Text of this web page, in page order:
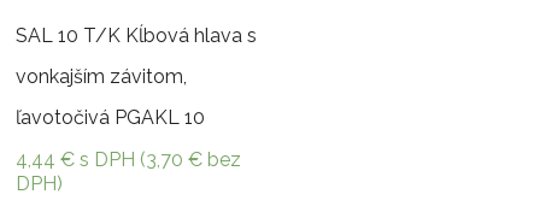
SAL 10 T/K Kĺbová hlava s
vonkajším závitom,
ľavotočivá PGAKL 10
4,44€ s DPH (3,70€ bez
DPH)